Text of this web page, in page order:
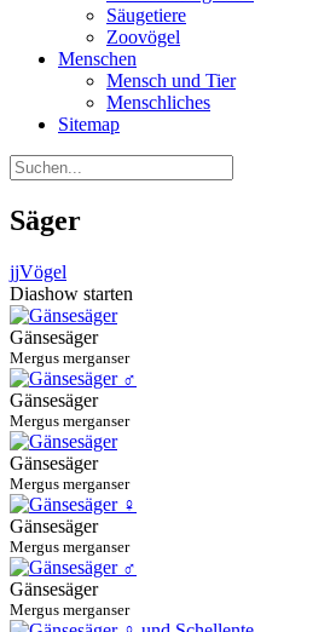
Säugetiere
Zoovögel
Menschen
Mensch und Tier
Menschliches
Sitemap
Säger
jjVögel
Diashow starten
Gänsesäger
Mergus merganser
Gänsesäger
Mergus merganser
Gänsesäger
Mergus merganser
Gänsesäger
Mergus merganser
Gänsesäger
Mergus merganser